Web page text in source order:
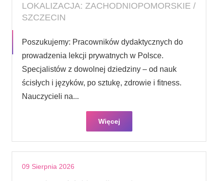
LOKALIZACJA: ZACHODNIOPOMORSKIE /
SZCZECIN
Poszukujemy: Pracowników dydaktycznych do
prowadzenia lekcji prywatnych w Polsce.
Specjalistów z dowolnej dziedziny – od nauk
ścisłych i języków, po sztukę, zdrowie i fitness.
Nauczycieli na...
Więcej
09 Sierpnia 2026